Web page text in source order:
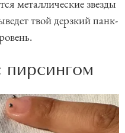
металлические звезды
твой дерзкий панк-
пирсингом